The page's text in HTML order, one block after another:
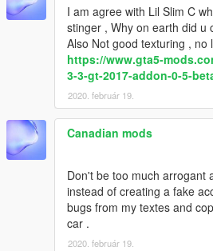
I am agree with Lil Slim C
stinger , Why on earth did u
Also Not good texturing , no
https://www.gta5-
3-3-gt-2017-addon-0-5-
2020. február 19.
Canadian mods
Don't be too much arrogant
instead of creating a fake
bugs from my textes and
car .
2020. február 19.